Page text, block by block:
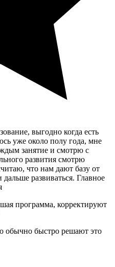
выгодно когда есть
уже около полу года, мне
занятие и смотрю с
развития смотрю
что нам дают базу от
развиваться. Главное
программа, корректируют
обычно быстро решают это